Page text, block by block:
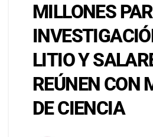
MILLONES
LITIO Y
REÚNEN CON
DE CIENCIA